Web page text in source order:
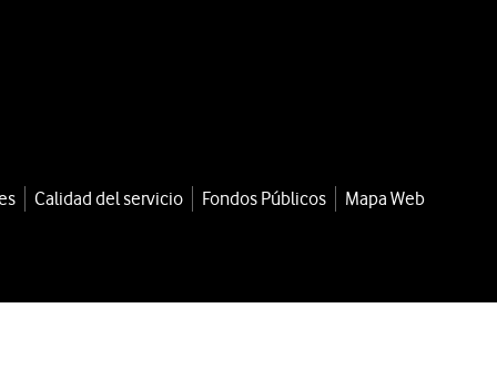
Calidad del servicio Fondos Públicos Mapa Web